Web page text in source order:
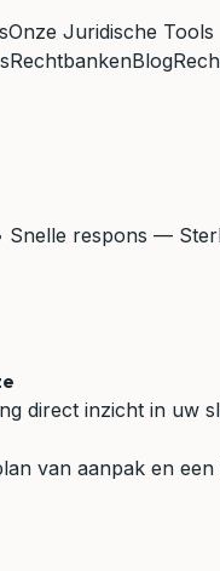
Onze Juridische Tools
RechtbankenBlog
Snelle respons —
direct inzicht in uw
van aanpak en